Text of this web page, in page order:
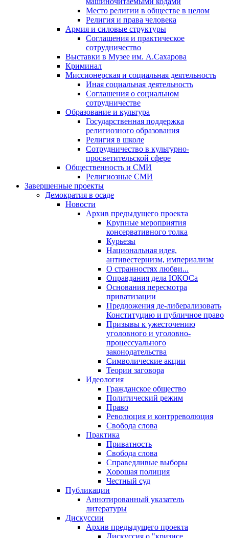
Место религии в обществе в целом
Религия и права человека
Армия и силовые структуры
Соглашения и практическое
сотрудничество
Выставки в Музее им. А.Сахарова
Криминал
Миссионерская и социальная деятельность
Иная социальная деятельность
Соглашения о социальном
сотрудничестве
Образование и культура
Государственная поддержка
религиозного образования
Религия в школе
Сотрудничество в культурно-
просветительской сфере
Общественность и СМИ
Религиозные СМИ
Завершенные проекты
Демократия в осаде
Новости
Архив предыдущего проекта
Крупные мероприятия
консервативного толка
Курьезы
Национальная идея,
антивестернизм, империализм
О странностях любви...
Оправдания дела ЮКОСа
Основания пересмотра
приватизации
Предложения де-либерализовать
Конституцию и публичное право
Призывы к ужесточению
уголовного и уголовно-
процессуального
законодательства
Символические акции
Теории заговора
Идеология
Гражданское общество
Политический режим
Право
Революция и контрреволюция
Свобода слова
Практика
Приватность
Свобода слова
Справедливые выборы
Хорошая полиция
Честный суд
Публикации
Аннотированный указатель
литературы
Дискуссии
Архив предыдущего проекта
Дискуссия о "кризисе